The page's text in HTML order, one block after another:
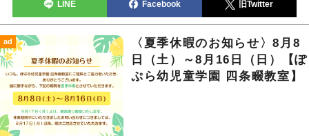
LINE Facebook 旧Twitter
ad
〈夏季休暇のお知らせ〉8月8
日（土）～8月16日（日）【ぽ
ぷら幼児童学園 四条畷教室】